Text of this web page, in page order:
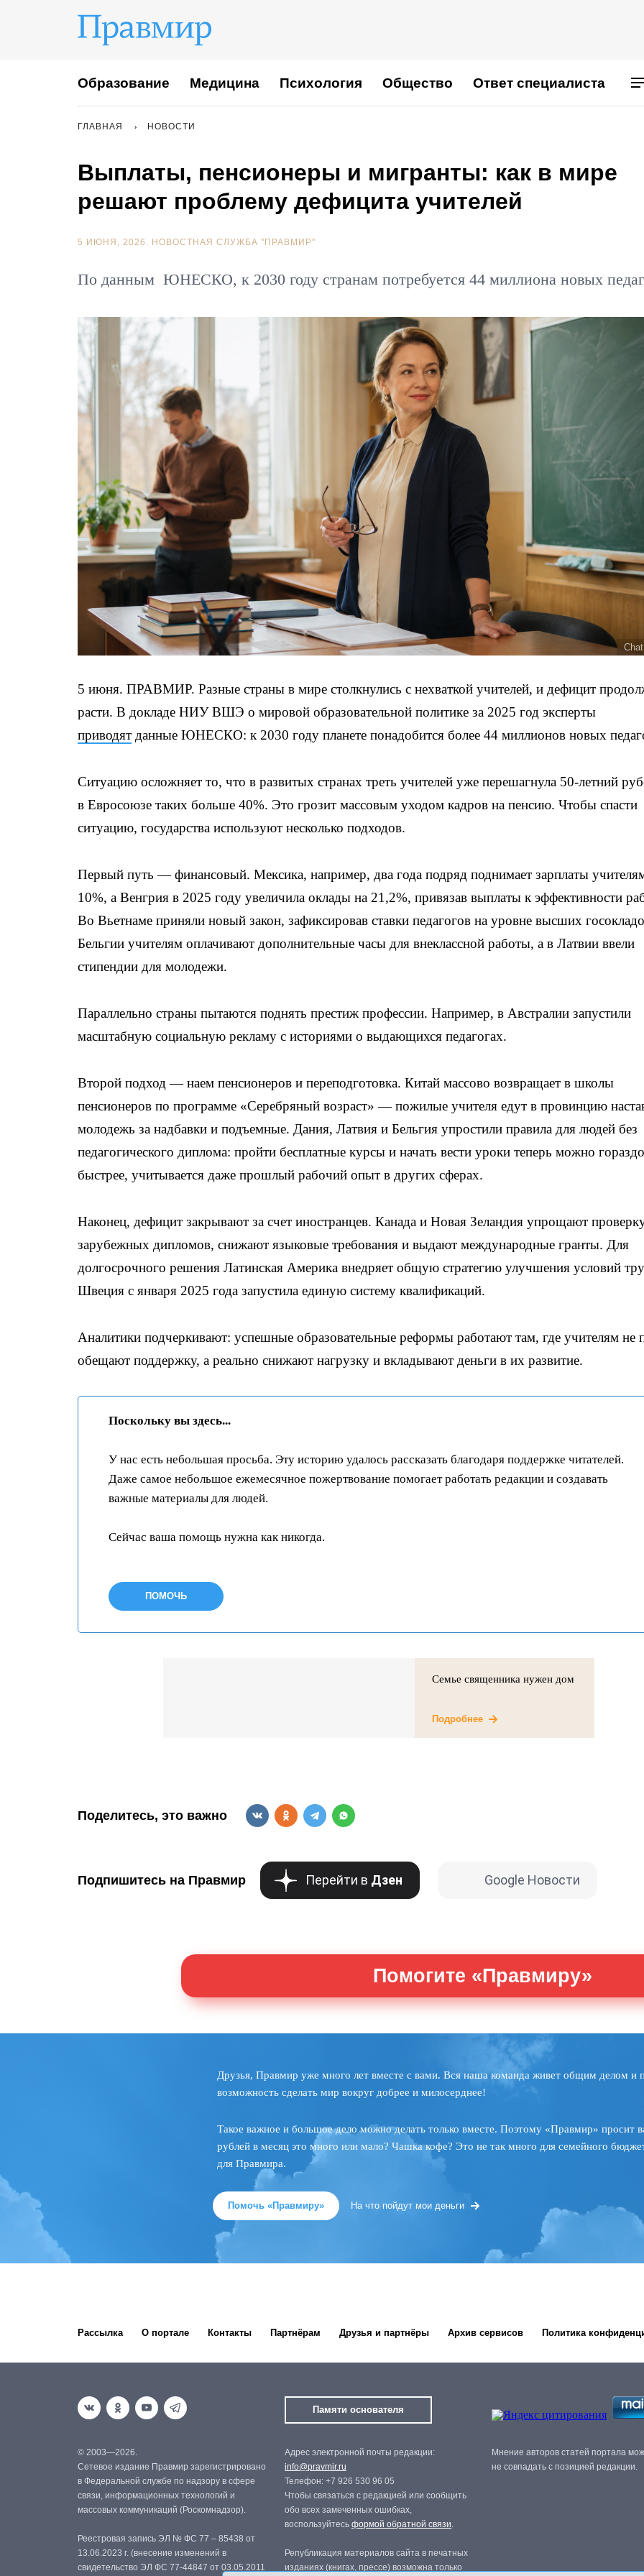
Образование Медицина Психология Общество Ответ специалиста
ГЛАВНАЯ НОВОСТИ
Выплаты, пенсионеры и мигранты: как в мире
решают проблему дефицита учителей
5 ИЮНЯ, 2026. НОВОСТНАЯ СЛУЖБА "ПРАВМИР"
По данным ЮНЕСКО, к 2030 году странам потребуется 44 миллиона новых
5 июня. ПРАВМИР. Разные страны в мире столкнулись с нехваткой учителей, и дефицит
расти. В докладе НИУ ВШЭ о мировой образовательной политике за 2025 год эксперты
приводят данные ЮНЕСКО: к 2030 году планете понадобится более 44 миллионов новых
Ситуацию осложняет то, что в развитых странах треть учителей уже перешагнула 50-летний
в Евросоюзе таких больше 40%. Это грозит массовым уходом кадров на пенсию. Чтобы спасти
ситуацию, государства используют несколько подходов.
Первый путь — финансовый. Мексика, например, два года подряд поднимает зарплаты
10%, а Венгрия в 2025 году увеличила оклады на 21,2%, привязав выплаты к эффективности
Во Вьетнаме приняли новый закон, зафиксировав ставки педагогов на уровне высших
Бельгии учителям оплачивают дополнительные часы для внеклассной работы, а в Латвии ввели
стипендии для молодежи.
Параллельно страны пытаются поднять престиж профессии. Например, в Австралии запустили
масштабную социальную рекламу с историями о выдающихся педагогах.
Второй подход — наем пенсионеров и переподготовка. Китай массово возвращает в школы
пенсионеров по программе «Серебряный возраст» — пожилые учителя едут в провинцию
молодежь за надбавки и подъемные. Дания, Латвия и Бельгия упростили правила для людей без
педагогического диплома: пройти бесплатные курсы и начать вести уроки теперь можно гораздо
быстрее, учитывается даже прошлый рабочий опыт в других сферах.
Наконец, дефицит закрывают за счет иностранцев. Канада и Новая Зеландия упрощают
зарубежных дипломов, снижают языковые требования и выдают международные гранты. Для
долгосрочного решения Латинская Америка внедряет общую стратегию улучшения условий
Швеция с января 2025 года запустила единую систему квалификаций.
Аналитики подчеркивают: успешные образовательные реформы работают там, где учителям не
обещают поддержку, а реально снижают нагрузку и вкладывают деньги в их развитие.
Поскольку вы здесь...
У нас есть небольшая просьба. Эту историю удалось рассказать благодаря поддержке читателей.
Даже самое небольшое ежемесячное пожертвование помогает работать редакции и создавать
важные материалы для людей.
Сейчас ваша помощь нужна как никогда.
ПОМОЧЬ
Семье священника нужен дом
Подробнее
Поделитесь, это важно
Подпишитесь на Правмир Перейти в Дзен Google Новости
Помогите «Правмиру»
Друзья, Правмир уже много лет вместе с вами. Вся наша команда живет общим делом и
возможность сделать мир вокруг добрее и милосерднее!
Такое важное и большое дело можно делать только вместе. Поэтому «Правмир» просит
рублей в месяц это много или мало? Чашка кофе? Это не так много для семейного
для Правмира.
Помочь «Правмиру» На что пойдут мои деньги
Рассылка О портале Контакты Партнёрам Друзья и партнёры Архив сервисов Политика
Памяти основателя
© 2003—2026.
Сетевое издание Правмир зарегистрировано
в Федеральной службе по надзору в сфере
связи, информационных технологий и
массовых коммуникаций (Роскомнадзор).
Реестровая запись ЭЛ № ФС 77 – 85438 от
13.06.2023 г. (внесение изменений в
свидетельство ЭЛ ФС 77-44847 от 03.05.2011
Адрес электронной почты редакции:
info@pravmir.ru
Телефон: +7 926 530 96 05
Чтобы связаться с редакцией или сообщить
обо всех замеченных ошибках,
воспользуйтесь формой обратной связи.
Републикация материалов сайта в печатных
изданиях (книгах, прессе) возможна только
Мнение авторов статей портала
не совпадать с позицией редакции.